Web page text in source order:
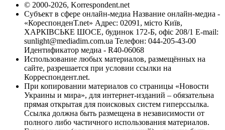
© 2000-2026, Korrespondent.net
Субъект в сфере онлайн-медиа Название онлайн-медиа -
«КореспонденТ.net» Адрес: 02091, місто Київ,
ХАРКІВСЬКЕ ШОСЕ, будинок 172-Б, офіс 208/1 E-mail:
sunlight@mediadim.com.ua Телефон: 044-205-43-00
Идентификатор медиа - R40-06068
Использование любых материалов, размещённых на
сайте, разрешается при условии ссылки на
Корреспондент.net.
При копировании материалов со страницы «Новости
Украины и мира», для интернет-изданий – обязательна
прямая открытая для поисковых систем гиперссылка.
Ссылка должна быть размещена в независимости от
полного либо частичного использования материалов.